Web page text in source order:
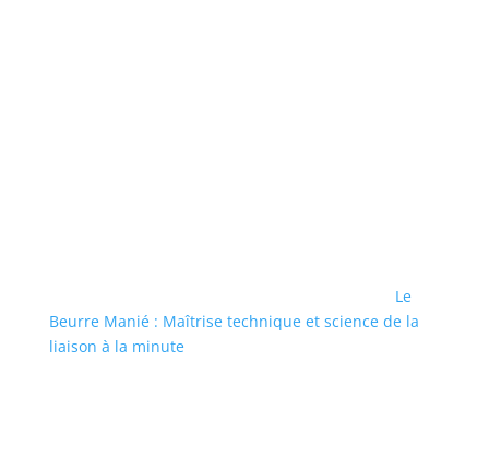
Le
Beurre Manié : Maîtrise technique et science de la
liaison à la minute